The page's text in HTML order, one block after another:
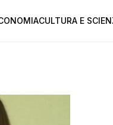
CULTURA E